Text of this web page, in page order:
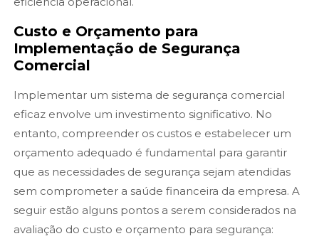
Custo e Orçamento para
Implementação de Segurança
Comercial
Implementar um sistema de segurança comercial
eficaz envolve um investimento significativo. No
entanto, compreender os custos e estabelecer um
orçamento adequado é fundamental para garantir
que as necessidades de segurança sejam atendidas
sem comprometer a saúde financeira da empresa. A
seguir estão alguns pontos a serem considerados na
avaliação do custo e orçamento para segurança: